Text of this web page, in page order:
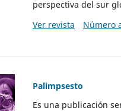
perspectiva del sur
Ver revista
Número
Palimpsesto
Es una publicación